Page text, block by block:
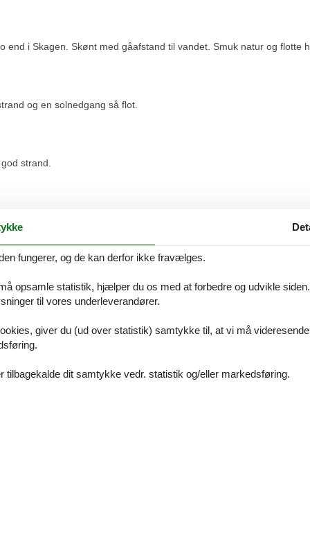
end i Skagen. Skønt med gåafstand til vandet. Smuk natur og flotte
og en solnedgang så flot.
strand.
Skøn strand.
sommerhus uge 30 Gl. Skagen til en pris, som er lavere end
vores kontrol af priserne hos de andre udlejningsbureauer,
forbindelse med din søgning efter et sommerhus uge 30 Gl.
2251.
fungerer, og de kan derfor ikke fravælges.
opsamle statistik, hjælper du os med at forbedre og udvikle
til vores underleverandører.
giver du (ud over statistik) samtykke til, at vi må
dit samtykke vedr. statistik og/eller markedsføring.